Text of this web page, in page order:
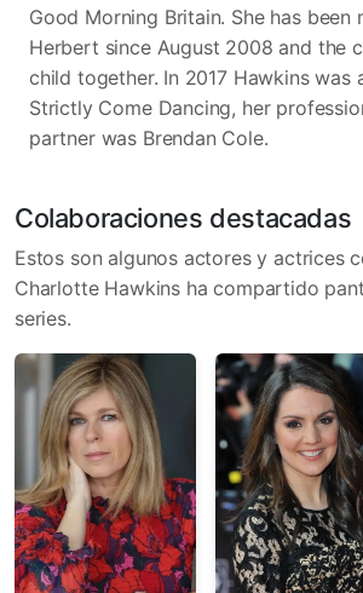
Good Morning Britain. She has been
Herbert since August 2008 and the
child together. In 2017 Hawkins was
Strictly Come Dancing, her
partner was Brendan Cole.
Colaboraciones destacadas
Estos son algunos actores y actrices
Charlotte Hawkins ha compartido
series.